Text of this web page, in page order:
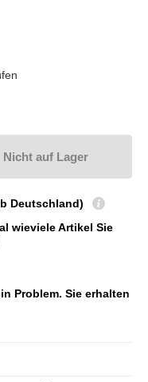
Nicht auf Lager
Deutschland)
wieviele Artikel Sie
Problem. Sie erhalten